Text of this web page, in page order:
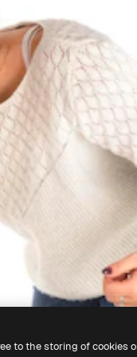
to the storing of cookies